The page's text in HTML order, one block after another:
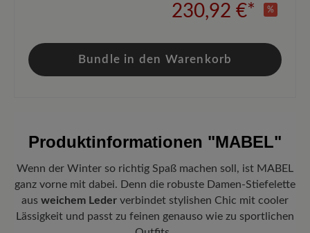
230,92 €*
%
Bundle in den Warenkorb
Produktinformationen "MABEL"
Wenn der Winter so richtig Spaß machen soll, ist MABEL
ganz vorne mit dabei. Denn die robuste Damen-Stiefelette
aus weichem Leder verbindet stylishen Chic mit cooler
Lässigkeit und passt zu feinen genauso wie zu sportlichen